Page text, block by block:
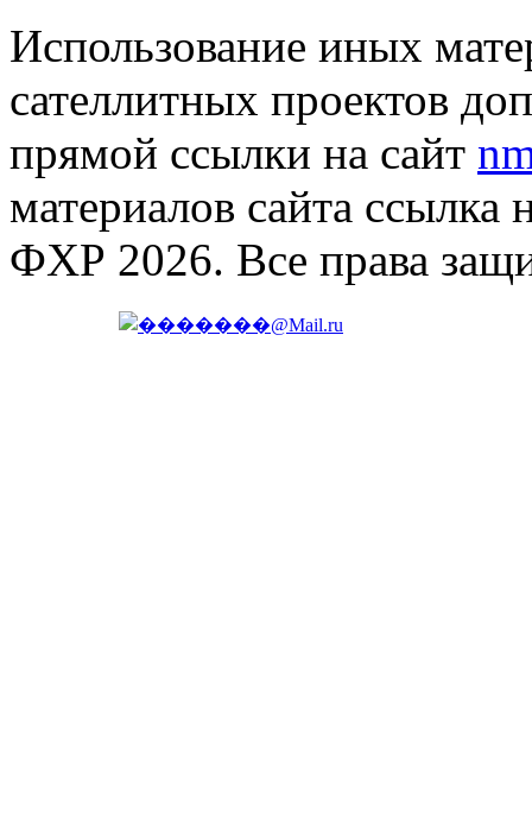
Использование иных
сателлитных проектов
прямой ссылки на сайт
материалов сайта ссылка
ФХР 2026. Все права